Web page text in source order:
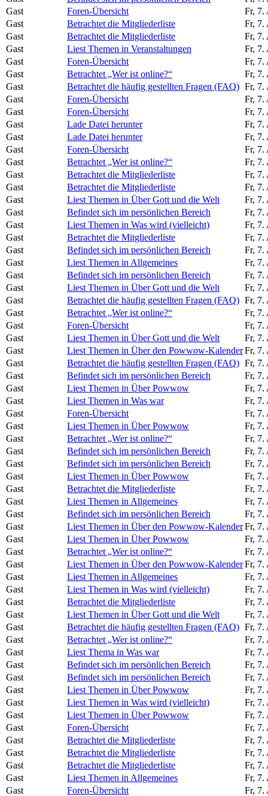
Gast
Foren-Übersicht
Fr, 7.
Gast
Betrachtet die Mitgliederliste
Fr, 7.
Gast
Betrachtet die Mitgliederliste
Fr, 7.
Gast
Liest Themen in Veranstaltungen
Fr, 7.
Gast
Foren-Übersicht
Fr, 7.
Gast
Betrachtet „Wer ist online?“
Fr, 7.
Gast
Betrachtet die häufig gestellten Fragen (FAQ) Fr, 7.
Gast
Foren-Übersicht
Fr, 7.
Gast
Foren-Übersicht
Fr, 7.
Gast
Lade Datei herunter
Fr, 7.
Gast
Lade Datei herunter
Fr, 7.
Gast
Foren-Übersicht
Fr, 7.
Gast
Betrachtet „Wer ist online?“
Fr, 7.
Gast
Betrachtet die Mitgliederliste
Fr, 7.
Gast
Betrachtet die Mitgliederliste
Fr, 7.
Gast
Liest Themen in Über Gott und die Welt
Fr, 7.
Gast
Befindet sich im persönlichen Bereich
Fr, 7.
Gast
Liest Themen in Was wird (vielleicht)
Fr, 7.
Gast
Betrachtet die Mitgliederliste
Fr, 7.
Gast
Befindet sich im persönlichen Bereich
Fr, 7.
Gast
Liest Themen in Allgemeines
Fr, 7.
Gast
Befindet sich im persönlichen Bereich
Fr, 7.
Gast
Liest Themen in Über Gott und die Welt
Fr, 7.
Gast
Betrachtet die häufig gestellten Fragen (FAQ) Fr, 7.
Gast
Betrachtet „Wer ist online?“
Fr, 7.
Gast
Foren-Übersicht
Fr, 7.
Gast
Liest Themen in Über Gott und die Welt
Fr, 7.
Gast
Liest Themen in Über den Powwow-KalenderFr, 7.
Gast
Betrachtet die häufig gestellten Fragen (FAQ) Fr, 7.
Gast
Befindet sich im persönlichen Bereich
Fr, 7.
Gast
Liest Themen in Über Powwow
Fr, 7.
Gast
Liest Themen in Was war
Fr, 7.
Gast
Foren-Übersicht
Fr, 7.
Gast
Liest Themen in Über Powwow
Fr, 7.
Gast
Betrachtet „Wer ist online?“
Fr, 7.
Gast
Befindet sich im persönlichen Bereich
Fr, 7.
Gast
Befindet sich im persönlichen Bereich
Fr, 7.
Gast
Liest Themen in Über Powwow
Fr, 7.
Gast
Betrachtet die Mitgliederliste
Fr, 7.
Gast
Liest Themen in Allgemeines
Fr, 7.
Gast
Befindet sich im persönlichen Bereich
Fr, 7.
Gast
Liest Themen in Über den Powwow-KalenderFr, 7.
Gast
Liest Themen in Über Powwow
Fr, 7.
Gast
Betrachtet „Wer ist online?“
Fr, 7.
Gast
Liest Themen in Über den Powwow-KalenderFr, 7.
Gast
Liest Themen in Allgemeines
Fr, 7.
Gast
Liest Themen in Was wird (vielleicht)
Fr, 7.
Gast
Betrachtet die Mitgliederliste
Fr, 7.
Gast
Liest Themen in Über Gott und die Welt
Fr, 7.
Gast
Betrachtet die häufig gestellten Fragen (FAQ) Fr, 7.
Gast
Betrachtet „Wer ist online?“
Fr, 7.
Gast
Liest Thema in Was war
Fr, 7.
Gast
Befindet sich im persönlichen Bereich
Fr, 7.
Gast
Befindet sich im persönlichen Bereich
Fr, 7.
Gast
Liest Themen in Über Powwow
Fr, 7.
Gast
Liest Themen in Was wird (vielleicht)
Fr, 7.
Gast
Liest Themen in Über Powwow
Fr, 7.
Gast
Foren-Übersicht
Fr, 7.
Gast
Betrachtet die Mitgliederliste
Fr, 7.
Gast
Betrachtet die Mitgliederliste
Fr, 7.
Gast
Betrachtet die Mitgliederliste
Fr, 7.
Gast
Liest Themen in Allgemeines
Fr, 7.
Gast
Foren-Übersicht Fr, 7.